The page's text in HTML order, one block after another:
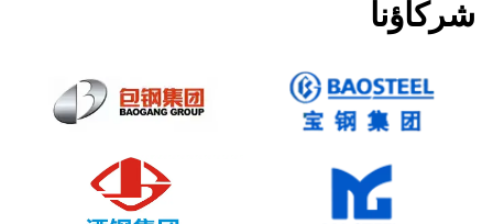
شركاؤنا